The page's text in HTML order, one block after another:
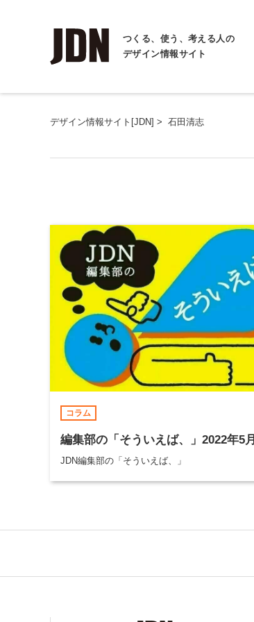
つくる、使う、考える人の
デザイン情報サイト
デザイン情報サイト[JDN] > 石田清志
コラム
編集部の「そういえば、」2022年5月
JDN編集部の「そういえば、」